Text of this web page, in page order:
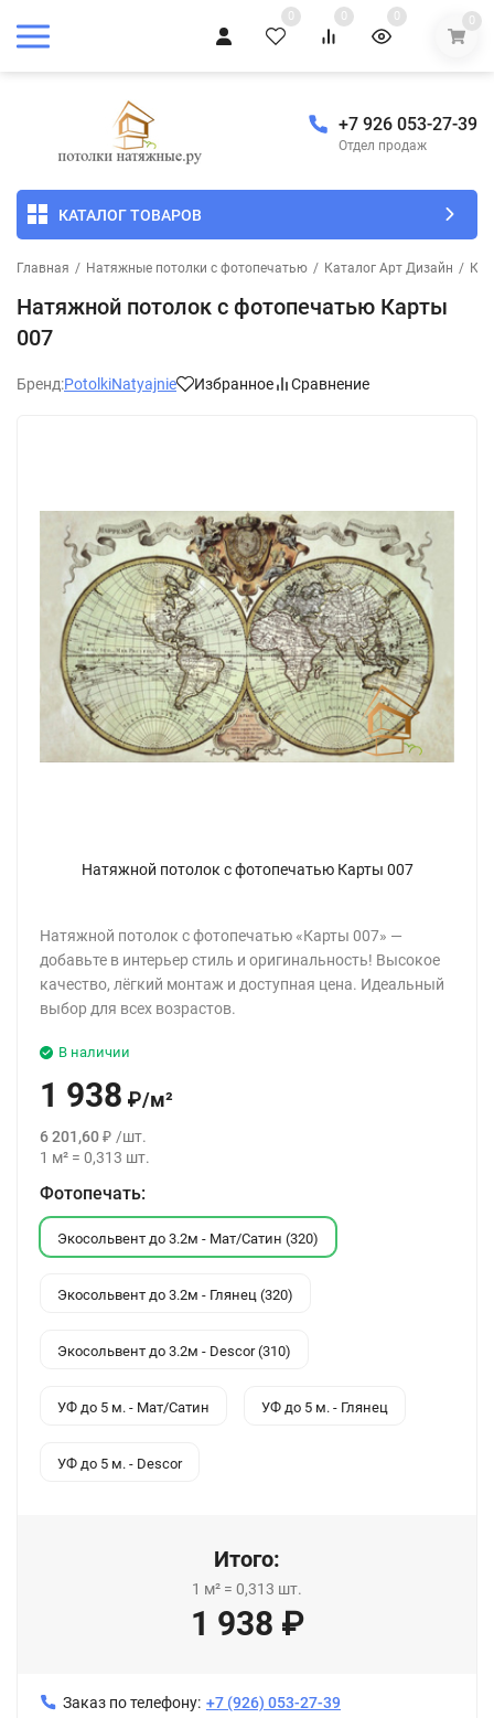
0 0 0 0
+7 926 053-27-39
Отдел продаж
КАТАЛОГ ТОВАРОВ
Главная / Натяжные потолки с фотопечатью / Каталог Арт Дизайн /
Натяжной потолок с фотопечатью Карты
007
Бренд:PotolkiNatyajnie Избранное Сравнение
Натяжной потолок с фотопечатью Карты 007
Натяжной потолок с фотопечатью «Карты 007» —
добавьте в интерьер стиль и оригинальность! Высокое
качество, лёгкий монтаж и доступная цена. Идеальный
выбор для всех возрастов.
В наличии
1 938 ₽/м²
6 201,60₽ /шт.
1 м² = 0,313 шт.
Фотопечать:
Экосольвент до 3.2м - Мат/Сатин (320)
Экосольвент до 3.2м - Глянец (320)
Экосольвент до 3.2м - Descor (310)
УФ до 5 м. - Мат/Сатин УФ до 5 м. - Глянец
УФ до 5 м. - Descor
Итого:
1 м² = 0,313 шт.
1 938 ₽
Заказ по телефону: +7 (926) 053-27-39